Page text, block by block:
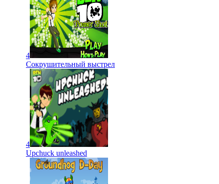
4
Сокрушительный выстрел
4
Upchuck unleashed